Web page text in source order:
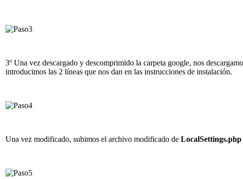
3º Una vez descargado y descomprimido la carpeta google, nos
introducimos las 2 líneas que nos dan en las instrucciones de instalación.
Una vez modificado, subimos el archivo modificado de LocalSettings.php